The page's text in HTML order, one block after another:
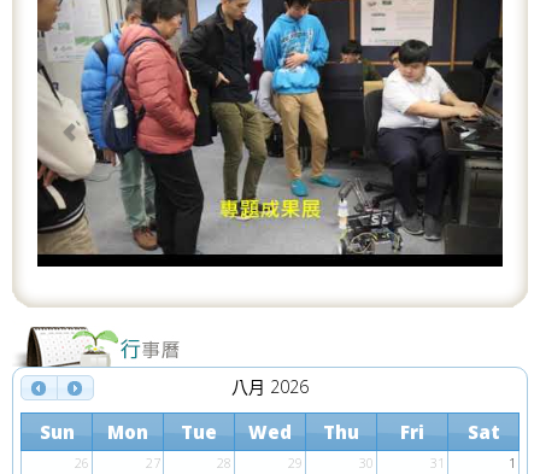
e
v
o
u
x
t
八月 2026
Sun Mon Tue Wed Thu Fri Sat
26 27 28 29 30 31 1